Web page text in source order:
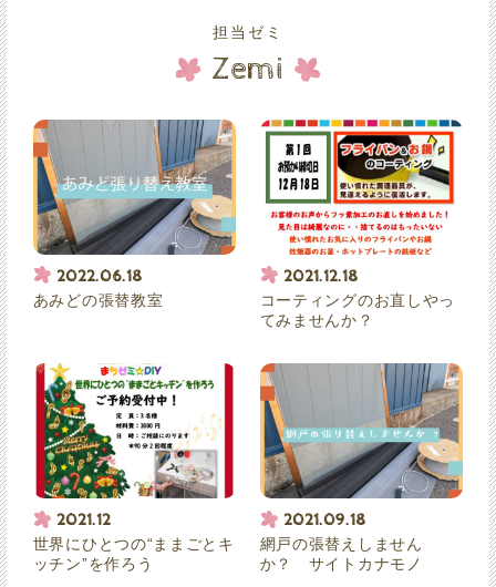
担当ゼミ
Zemi
2022.06.18
あみどの張替教室
2021.12.18
コーティングのお直しやっ
てみませんか？
2021.12
世界にひとつの“ままごとキ
ッチン”を作ろう
2021.09.18
網戸の張替えしません
か？ サイトカナモノ